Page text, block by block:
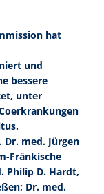
hat
und
bessere
unter
med. Jürgen
Fränkische
Philip D. Hardt,
Dr. med.